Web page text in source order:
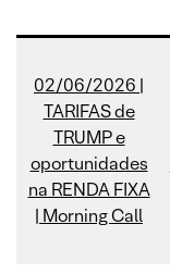
02/06/2026 |
TARIFAS de
TRUMP e
oportunidades
na RENDA FIXA
| Morning Call